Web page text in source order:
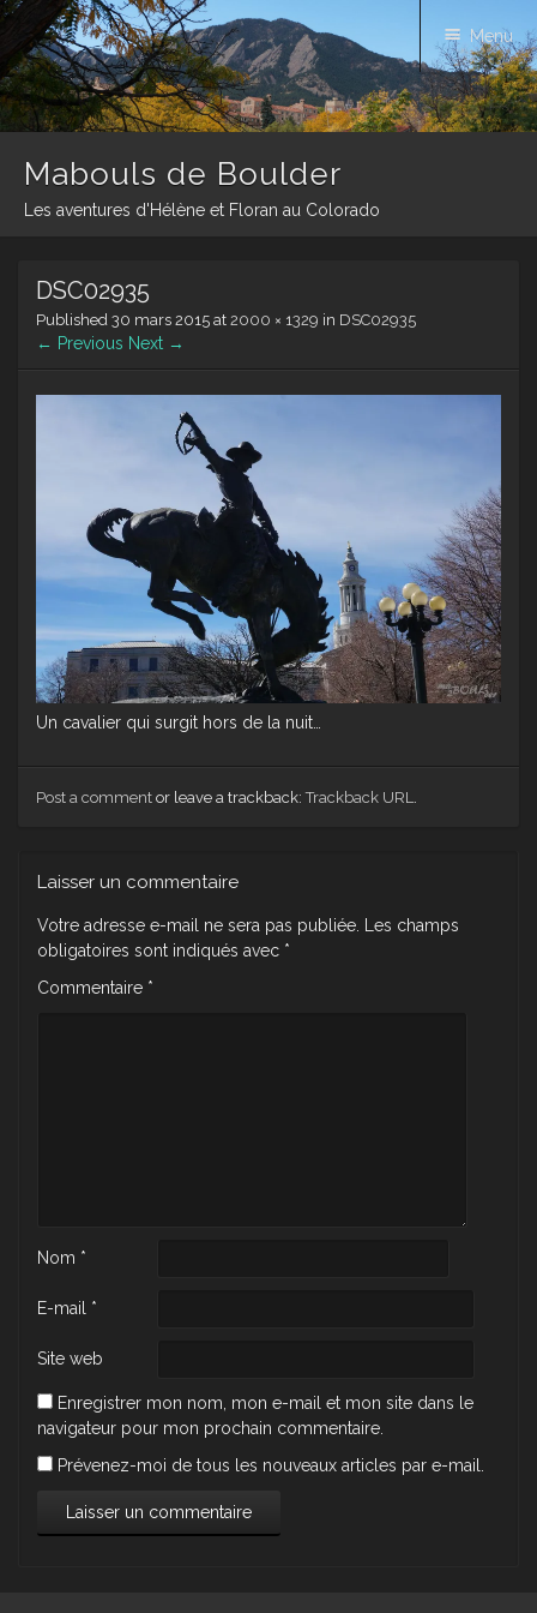
Mabouls de Boulder
Les aventures d'Hélène et Floran au Colorado
Menu
content
DSC02935
Published 30 mars 2015 at 2000 × 1329 in DSC02935
← Previous Next →
Un cavalier qui surgit hors de la nuit…
Post a comment or leave a trackback:Trackback URL.
Laisser un commentaire
Votre adresse e-mail ne sera pas publiée. Les champs
obligatoires sont indiqués avec *
Commentaire *
Nom *
E-mail *
Site web
Enregistrer mon nom, mon e-mail et mon site dans le
navigateur pour mon prochain commentaire.
Prévenez-moi de tous les nouveaux articles par e-mail.